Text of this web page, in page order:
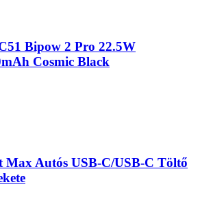
Bipow 2 Pro 22.5W
Cosmic Black
Max Autós USB-C/USB-C Töltő